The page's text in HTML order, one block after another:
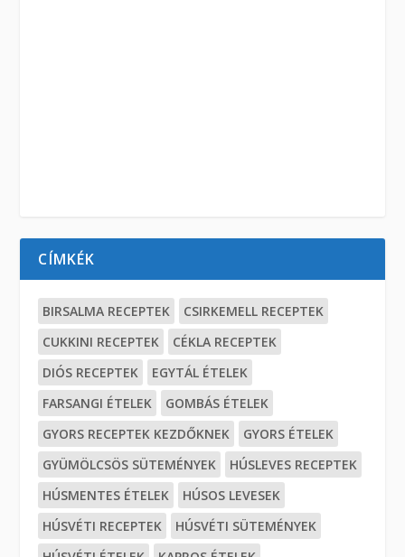
CÍMKÉK
BIRSALMA RECEPTEK
CSIRKEMELL RECEPTEK
CUKKINI RECEPTEK
CÉKLA RECEPTEK
DIÓS RECEPTEK
EGYTÁL ÉTELEK
FARSANGI ÉTELEK
GOMBÁS ÉTELEK
GYORS RECEPTEK KEZDŐKNEK
GYORS ÉTELEK
GYÜMÖLCSÖS SÜTEMÉNYEK
HÚSLEVES RECEPTEK
HÚSMENTES ÉTELEK
HÚSOS LEVESEK
HÚSVÉTI RECEPTEK
HÚSVÉTI SÜTEMÉNYEK